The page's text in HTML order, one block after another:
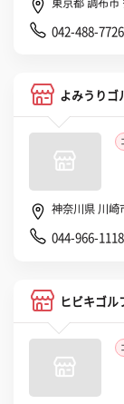
042-488-7726
よみうりゴ
神奈川県 川崎
044-966-1118
ヒビキゴル